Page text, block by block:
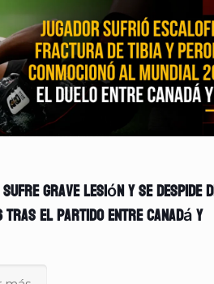
grave lesión y se despide
tras el partido entre Canadá y